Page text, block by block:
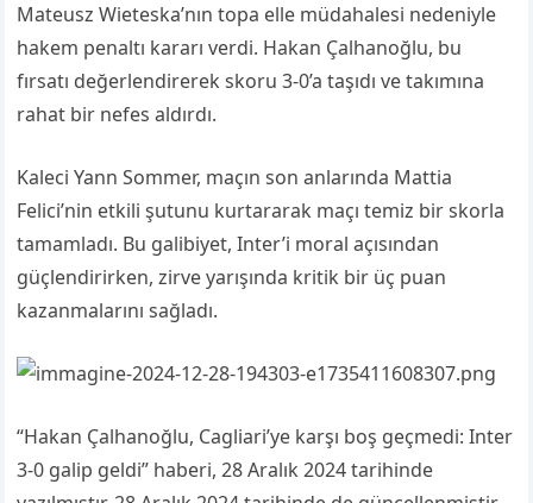
Mateusz Wieteska’nın topa elle müdahalesi nedeniyle
hakem penaltı kararı verdi. Hakan Çalhanoğlu, bu
fırsatı değerlendirerek skoru 3-0’a taşıdı ve takımına
rahat bir nefes aldırdı.
Kaleci Yann Sommer, maçın son anlarında Mattia
Felici’nin etkili şutunu kurtararak maçı temiz bir skorla
tamamladı. Bu galibiyet, Inter’i moral açısından
güçlendirirken, zirve yarışında kritik bir üç puan
kazanmalarını sağladı.
“Hakan Çalhanoğlu, Cagliari’ye karşı boş geçmedi: Inter
3-0 galip geldi” haberi, 28 Aralık 2024 tarihinde